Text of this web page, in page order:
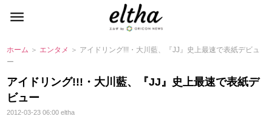
ホーム ＞ エンタメ ＞ アイドリング!!!・大川藍、『JJ』史上最速で表紙デビュ
ー
アイドリング!!!・大川藍、『JJ』史上最速で表紙デ
ビュー
2012-03-23 06:00eltha